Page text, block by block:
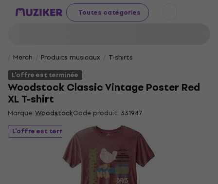
Toutes catégories
Merch Produits musicaux
T-shirts
L'offre est terminée
Woodstock Classic Vintage Poster Red
XL T-shirt
Marque:WoodstockCode produit: 331947
L'offre est terminée